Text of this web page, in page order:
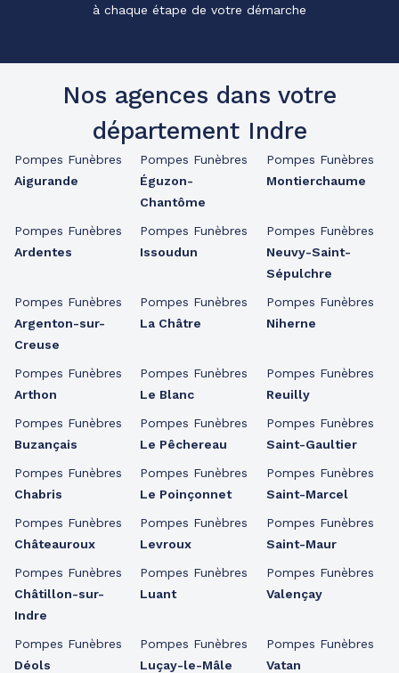
à chaque étape de votre démarche
Nos agences dans votre
département Indre
Pompes Funèbres
Aigurande
Pompes Funèbres
Ardentes
Pompes Funèbres
Argenton-sur-
Creuse
Pompes Funèbres
Arthon
Pompes Funèbres
Buzançais
Pompes Funèbres
Chabris
Pompes Funèbres
Châteauroux
Pompes Funèbres
Châtillon-sur-
Indre
Pompes Funèbres
Déols
Pompes Funèbres
Éguzon-
Chantôme
Pompes Funèbres
Issoudun
Pompes Funèbres
La Châtre
Pompes Funèbres
Le Blanc
Pompes Funèbres
Le Pêchereau
Pompes Funèbres
Le Poinçonnet
Pompes Funèbres
Levroux
Pompes Funèbres
Luant
Pompes Funèbres
Luçay-le-Mâle
Pompes Funèbres
Montierchaume
Pompes Funèbres
Neuvy-Saint-
Sépulchre
Pompes Funèbres
Niherne
Pompes Funèbres
Reuilly
Pompes Funèbres
Saint-Gaultier
Pompes Funèbres
Saint-Marcel
Pompes Funèbres
Saint-Maur
Pompes Funèbres
Valençay
Pompes Funèbres
Vatan